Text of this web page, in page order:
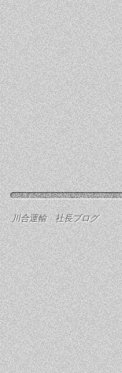
川合運輸 社長ブログ